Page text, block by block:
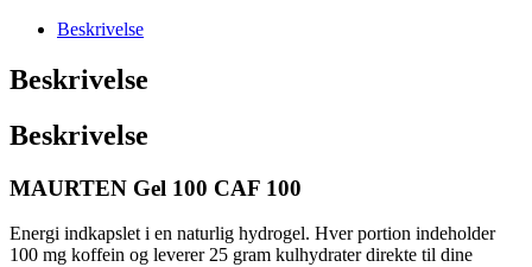
Beskrivelse
Beskrivelse
Beskrivelse
MAURTEN Gel 100 CAF 100
Energi indkapslet i en naturlig hydrogel. Hver portion indeholder
100 mg koffein og leverer 25 gram kulhydrater direkte til dine